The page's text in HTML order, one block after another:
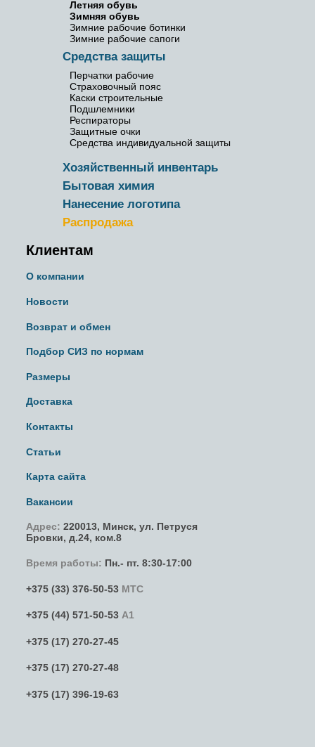
Летняя обувь
Зимняя обувь
Зимние рабочие ботинки
Зимние рабочие сапоги
Средства защиты
Перчатки рабочие
Страховочный пояс
Каски строительные
Подшлемники
Респираторы
Защитные очки
Средства индивидуальной защиты
Хозяйственный инвентарь
Бытовая химия
Нанесение логотипа
Распродажа
Клиентам
О компании
Новости
Возврат и обмен
Подбор СИЗ по нормам
Размеры
Доставка
Контакты
Статьи
Карта сайта
Вакансии
Адрес: 220013, Минск, ул. Петруся
Бровки, д.24, ком.8
Время работы: Пн.- пт. 8:30-17:00
+375 (33) 376-50-53 МТС
+375 (44) 571-50-53 А1
+375 (17) 270-27-45
+375 (17) 270-27-48
+375 (17) 396-19-63